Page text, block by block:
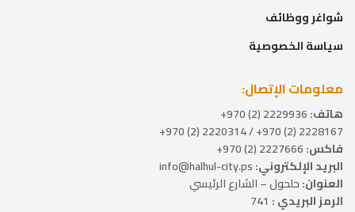
شواغر ووظائف
سياسة الخصوصية
معلومات الإتصال:
هاتف:
2228167 (2) 970+ / 2220314 (2) 970+
فاكس:
البريد الإلكتروني:
العنوان:حلحول – الشارع الرئيسي
الرمز البريدي :